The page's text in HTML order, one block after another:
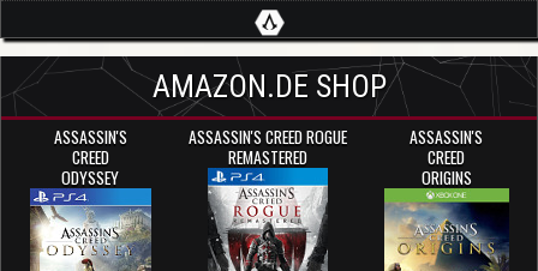
AMAZON.DE SHOP
ASSASSIN'S
CREED
ODYSSEY
ASSASSIN'S CREED ROGUE
REMASTERED
ASSASSIN'S
CREED
ORIGINS